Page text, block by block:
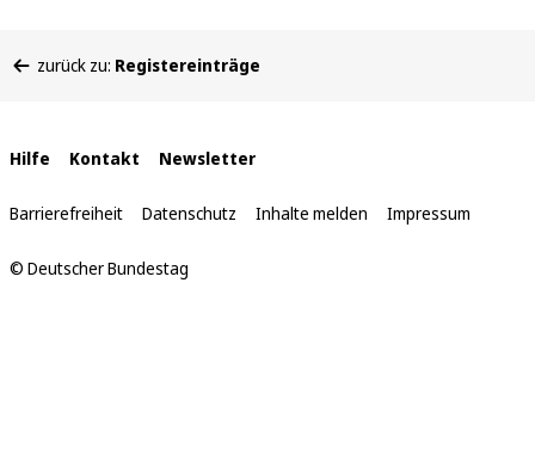
befinden
zurück zu: Registereinträge
Interne
Links
Hilfe Kontakt Newsletter
Barrierefreiheit Datenschutz Inhalte melden Impressum
© Deutscher Bundestag